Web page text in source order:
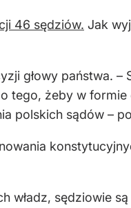
46 sędziów. Jak
głowy państwa.
tego, żeby w
polskich sądów –
władz, sędziowie